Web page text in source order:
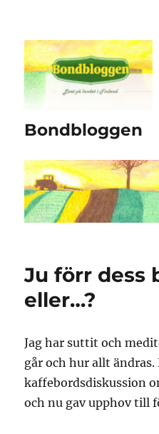
Bondbloggen
Ju förr dess
eller…?
Jag har suttit och
går och hur allt ändras.
kaffebordsdiskussion
och nu gav upphov till